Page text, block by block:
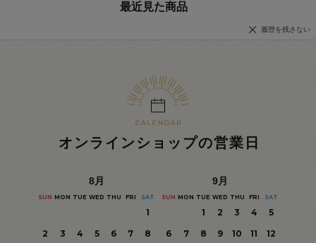
最近見た商品
履歴を残さない
オンラインショップの営業日
8月
SUN MON TUE WED THU FRI SAT
1
2
3 4 5 6 7
8
9月
SUN MON TUE WED THU FRI SAT
1 2 3 4
5
6
7 8 9 10 11
12